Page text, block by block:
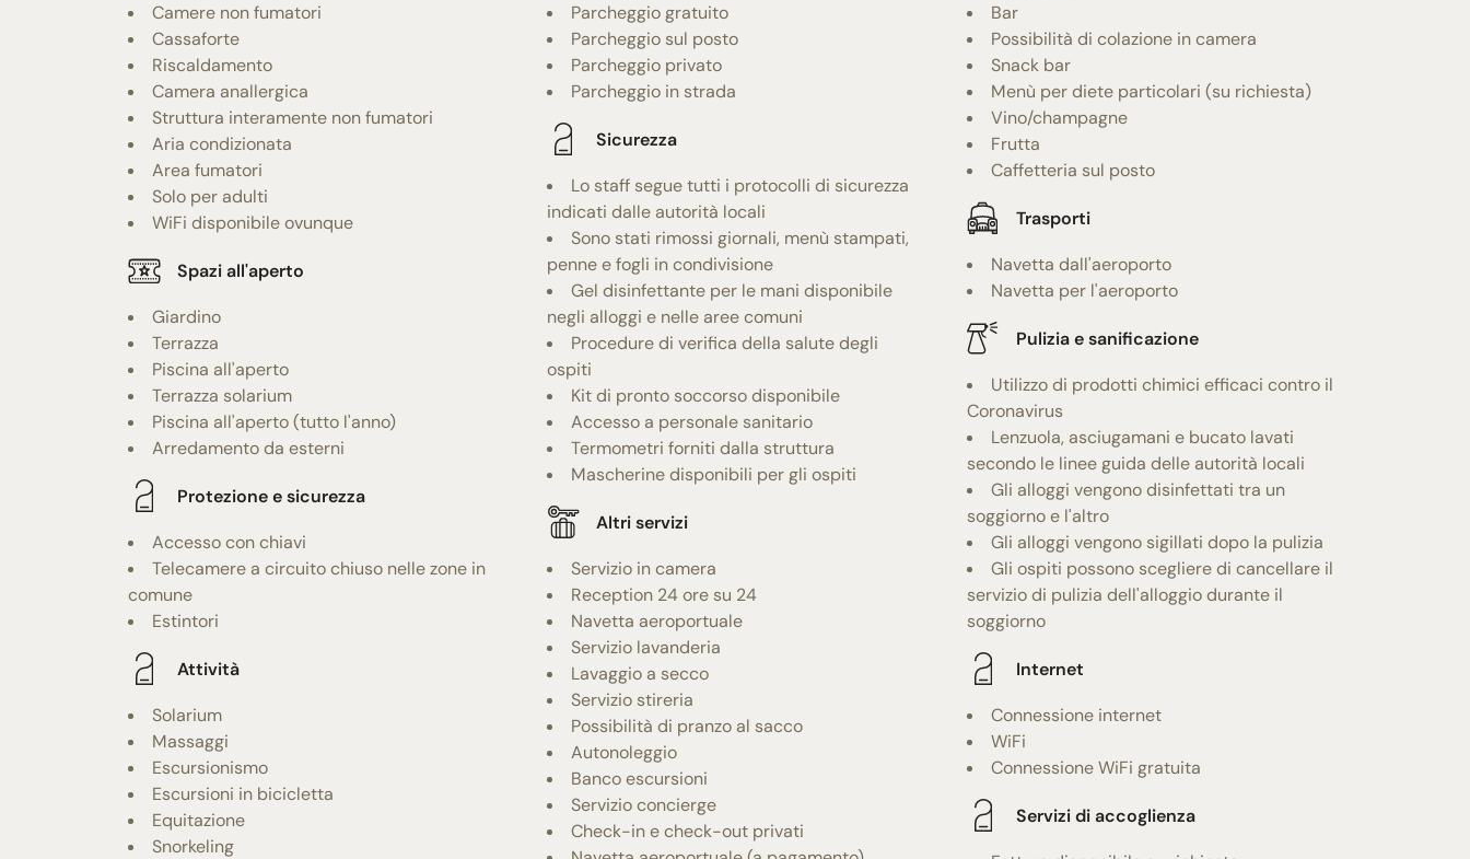
Camere non fumatori
Cassaforte
Riscaldamento
Camera anallergica
Struttura interamente non fumatori
Aria condizionata
Area fumatori
Solo per adulti
WiFi disponibile ovunque
Spazi all'aperto
Giardino
Terrazza
Piscina all'aperto
Terrazza solarium
Piscina all'aperto (tutto l'anno)
Arredamento da esterni
Protezione e sicurezza
Accesso con chiavi
Telecamere a circuito chiuso nelle zone in
comune
Estintori
Attività
Solarium
Massaggi
Escursionismo
Escursioni in bicicletta
Equitazione
Snorkeling
Parcheggio gratuito
Parcheggio sul posto
Parcheggio privato
Parcheggio in strada
Sicurezza
Lo staff segue tutti i protocolli di sicurezza
indicati dalle autorità locali
Sono stati rimossi giornali, menù stampati,
penne e fogli in condivisione
Gel disinfettante per le mani disponibile
negli alloggi e nelle aree comuni
Procedure di verifica della salute degli
ospiti
Kit di pronto soccorso disponibile
Accesso a personale sanitario
Termometri forniti dalla struttura
Mascherine disponibili per gli ospiti
Altri servizi
Servizio in camera
Reception 24 ore su 24
Navetta aeroportuale
Servizio lavanderia
Lavaggio a secco
Servizio stireria
Possibilità di pranzo al sacco
Autonoleggio
Banco escursioni
Servizio concierge
Check-in e check-out privati
Bar
Possibilità di colazione in camera
Snack bar
Menù per diete particolari (su richiesta)
Vino/champagne
Frutta
Caffetteria sul posto
Trasporti
Navetta dall'aeroporto
Navetta per l'aeroporto
Pulizia e sanificazione
Utilizzo di prodotti chimici efficaci contro il
Coronavirus
Lenzuola, asciugamani e bucato lavati
secondo le linee guida delle autorità locali
Gli alloggi vengono disinfettati tra un
soggiorno e l'altro
Gli alloggi vengono sigillati dopo la pulizia
Gli ospiti possono scegliere di cancellare il
servizio di pulizia dell'alloggio durante il
soggiorno
Internet
Connessione internet
WiFi
Connessione WiFi gratuita
Servizi di accoglienza